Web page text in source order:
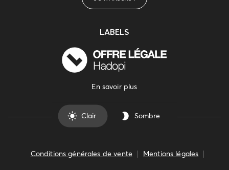
LABELS
En savoir plus
Clair Sombre
Conditions générales de vente Mentions légales